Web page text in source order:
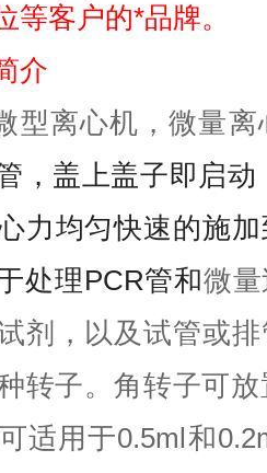
等客户的*品牌。
介
型离心机，微量离
，盖上盖子即启
力均匀快速的施
处理PCR管和微
剂，以及试管或
转子。角转子可
适用于0.5ml和